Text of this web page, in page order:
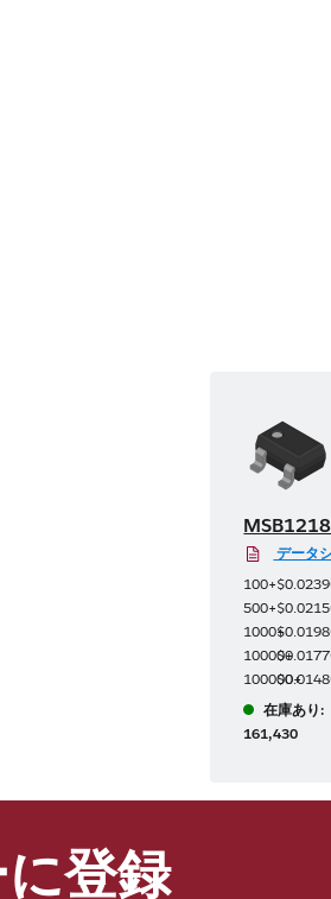
データ
100+$0.0239
500+$0.0215
1000+$0.0198
10000+$0.0177
100000+$0.0148
在庫あり:
161,430
登録